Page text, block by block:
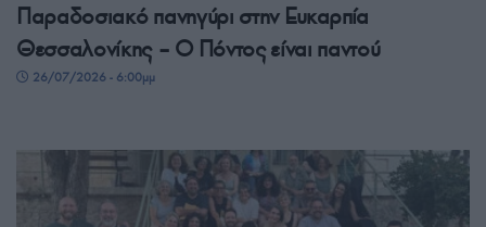
Παραδοσιακό πανηγύρι στην Ευκαρπία
Θεσσαλονίκης – Ο Πόντος είναι παντού
26/07/2026 - 6:00μμ